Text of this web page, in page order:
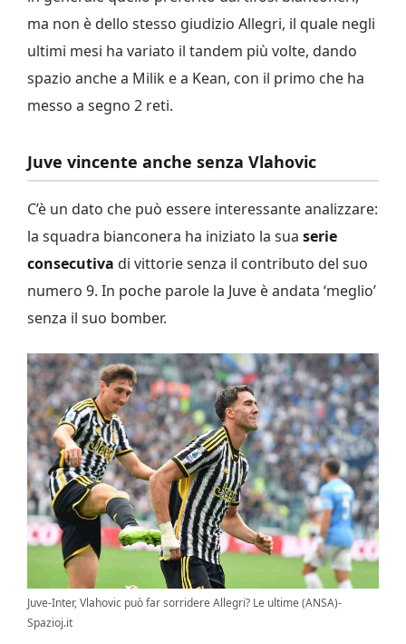
ma non è dello stesso giudizio Allegri, il quale negli
ultimi mesi ha variato il tandem più volte, dando
spazio anche a Milik e a Kean, con il primo che ha
messo a segno 2 reti.
Juve vincente anche senza Vlahovic
C’è un dato che può essere interessante analizzare:
la squadra bianconera ha iniziato la sua serie
consecutiva di vittorie senza il contributo del suo
numero 9. In poche parole la Juve è andata ‘meglio’
senza il suo bomber.
Juve-Inter, Vlahovic può far sorridere Allegri? Le ultime (ANSA)-
Spazioj.it